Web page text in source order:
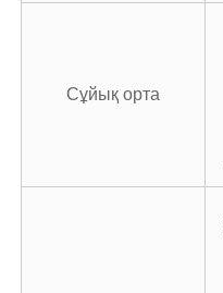
Сұйық орта